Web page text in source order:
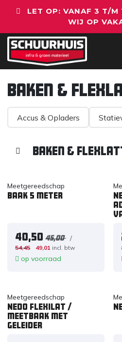
LET OP: VANAF 3 T/M
WIJ OP
Baken &
Accus & Opladers
Baken &
Meetgereedschap
Baak 5 meter
40,50 45,00 /
54,45 49,01 incl. btw
op voorraad
Meetgereedschap
Nedo flexilat /
meetbaak met
geleider